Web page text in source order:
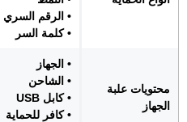
• الرقم السري
• كلمة السر
محتويات علبة
الجهاز
• الجهاز
• الشاحن
• كابل USB
• كافر للحماية